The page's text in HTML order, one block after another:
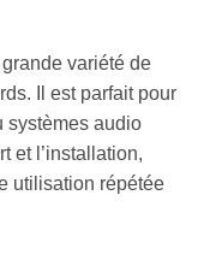
variété de
Il est parfait pour
systèmes audio
et l’installation,
utilisation répétée